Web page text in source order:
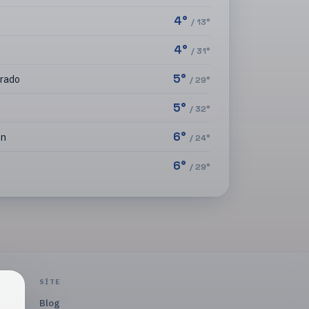
4° / 13°
4° / 31°
5° /29°
5° / 32°
6° /24°
6° /29°
SITE
Blog